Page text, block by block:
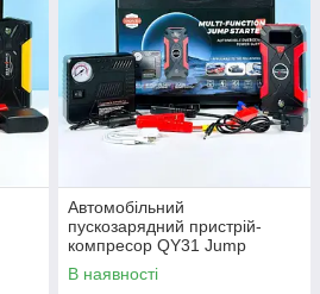
Автомобільний
пускозарядний пристрій-
компресор QY31 Jump
Starter 99800mAh
2USB+Type-C
В наявності